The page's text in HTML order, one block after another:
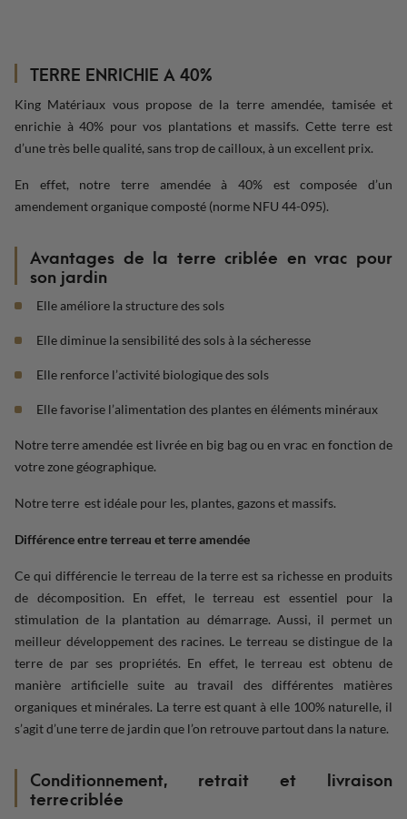
TERRE ENRICHIE A 40%
King Matériaux vous propose de la terre amendée, tamisée et
enrichie à 40% pour vos plantations et massifs. Cette terre est
d’une très belle qualité, sans trop de cailloux, à un excellent prix.
En effet, notre terre amendée à 40% est composée d’un
amendement organique composté (norme NFU 44-095).
Avantages de la terre criblée en vrac pour
son jardin
Elle améliore la structure des sols
Elle diminue la sensibilité des sols à la sécheresse
Elle renforce l’activité biologique des sols
Elle favorise l’alimentation des plantes en éléments minéraux
Notre terre amendée est livrée en big bag ou en vrac en fonction de
votre zone géographique.
Notre terre est idéale pour les, plantes, gazons et massifs.
Différence entreterreau et terre amendée
Ce qui différencie le terreau de la terre est sa richesse en produits
de décomposition. En effet, le terreau est essentiel pour la
stimulation de la plantation au démarrage. Aussi, il permet un
meilleur développement des racines. Le terreau se distingue de la
terre de par ses propriétés. En effet, le terreau est obtenu de
manière artificielle suite au travail des différentes matières
organiques et minérales. La terre est quant à elle 100% naturelle, il
s’agit d’une terre de jardin que l’on retrouve partout dans la nature.
Conditionnement, retrait et livraison
terrecriblée